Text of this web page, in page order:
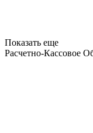
Показать еще
Расчетно-Кассовое